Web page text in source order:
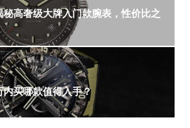
高奢级大牌入门款腕表，性价比之
买哪款值得入手？